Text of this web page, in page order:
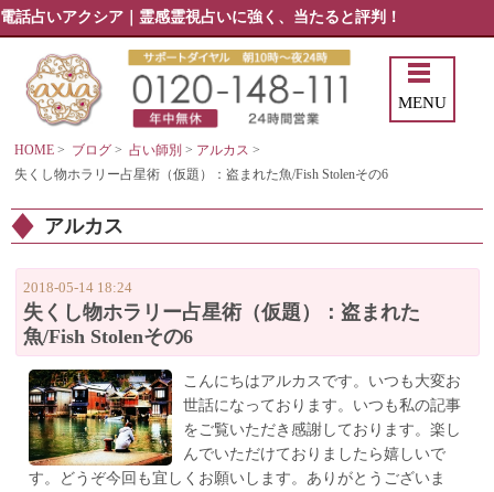
電話占いアクシア｜霊感霊視占いに強く、当たると評判！
MENU
HOME > ブログ > 占い師別 > アルカス >
失くし物ホラリー占星術（仮題）：盗まれた魚/Fish Stolenその6
アルカス
2018-05-14 18:24
失くし物ホラリー占星術（仮題）：盗まれた
魚/Fish Stolenその6
こんにちはアルカスです。いつも大変お
世話になっております。いつも私の記事
をご覧いただき感謝しております。楽し
んでいただけておりましたら嬉しいで
す。どうぞ今回も宜しくお願いします。ありがとうございま